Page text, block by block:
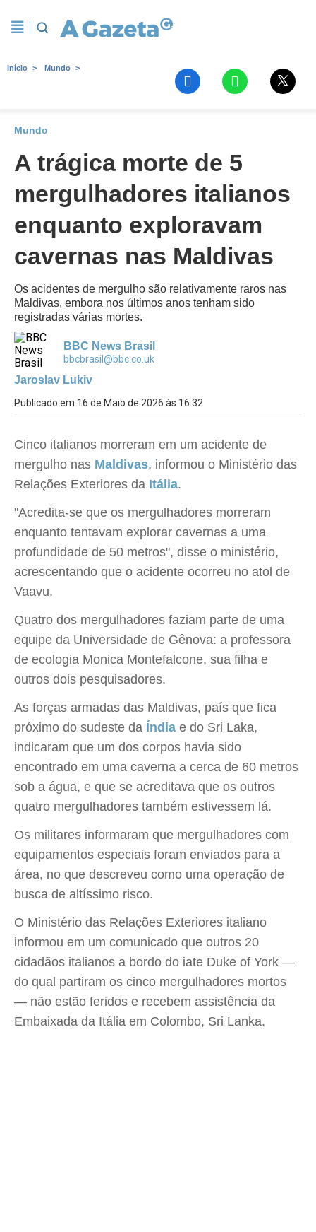
Início Mundo
Mundo
A trágica morte de 5
mergulhadores italianos
enquanto exploravam
cavernas nas Maldivas
Os acidentes de mergulho são relativamente raros nas
Maldivas, embora nos últimos anos tenham sido
registradas várias mortes.
BBC News Brasil
bbcbrasil@bbc.co.uk
Jaroslav Lukiv
Publicado em 16 de Maio de 2026 às 16:32
Cinco italianos morreram em um acidente de
mergulho nas Maldivas, informou o Ministério das
Relações Exteriores da Itália.
"Acredita-se que os mergulhadores morreram
enquanto tentavam explorar cavernas a uma
profundidade de 50 metros", disse o ministério,
acrescentando que o acidente ocorreu no atol de
Vaavu.
Quatro dos mergulhadores faziam parte de uma
equipe da Universidade de Gênova: a professora
de ecologia Monica Montefalcone, sua filha e
outros dois pesquisadores.
As forças armadas das Maldivas, país que fica
próximo do sudeste da Índia e do Sri Laka,
indicaram que um dos corpos havia sido
encontrado em uma caverna a cerca de 60 metros
sob a água, e que se acreditava que os outros
quatro mergulhadores também estivessem lá.
Os militares informaram que mergulhadores com
equipamentos especiais foram enviados para a
área, no que descreveu como uma operação de
busca de altíssimo risco.
O Ministério das Relações Exteriores italiano
informou em um comunicado que outros 20
cidadãos italianos a bordo do iate Duke of York —
do qual partiram os cinco mergulhadores mortos
— não estão feridos e recebem assistência da
Embaixada da Itália em Colombo, Sri Lanka.